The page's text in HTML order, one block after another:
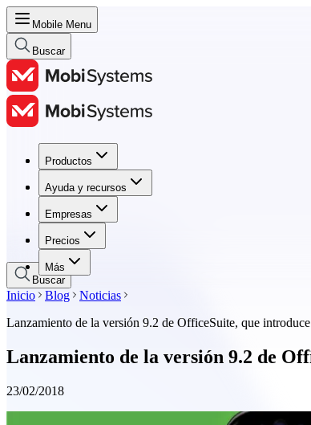
Mobile Menu
Buscar
Productos
Ayuda y recursos
Empresas
Precios
Más
Productos
Ayuda y recursos
Empresas
Precios
Buscar
Inicio Blog
Noticias
Lanzamiento de la versión 9.2 de OfficeSuite, que
Lanzamiento de la versión 9.2 de
23/02/2018